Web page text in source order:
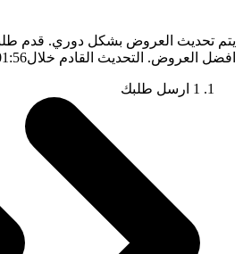
يتم تحديث العروض بشكل دوري. قدم
افضل العروض. التحديث القادم خلال
1 ارسل طلبك